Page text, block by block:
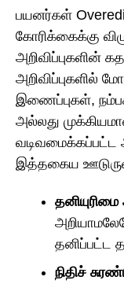
பயனர்கள்
கோரிக்கைக்கு
அறிவிப்புகளின்
அறிவிப்புகளில்
இணைப்புகள்,
அல்லது
வடிவமைக்கப்பட்ட
இத்தகைய
தனிப்பட்ட
நிதிச்